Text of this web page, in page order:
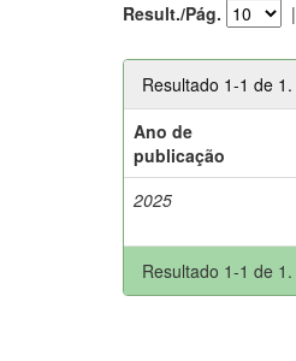
Result./Pág. |
Resultado 1-1 de 1.
Ano de
publicação
2025
Resultado 1-1 de 1.